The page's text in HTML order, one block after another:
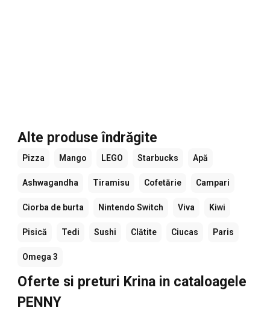
Alte produse îndrăgite
Pizza Mango LEGO Starbucks Apă
Ashwagandha Tiramisu Cofetărie Campari
Ciorba de burta Nintendo Switch Viva Kiwi
Pisică Tedi Sushi Clătite Ciucas Paris
Omega 3
Oferte si preturi Krina in cataloagele
PENNY